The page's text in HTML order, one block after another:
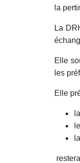
la
La
Elle
les
Elle